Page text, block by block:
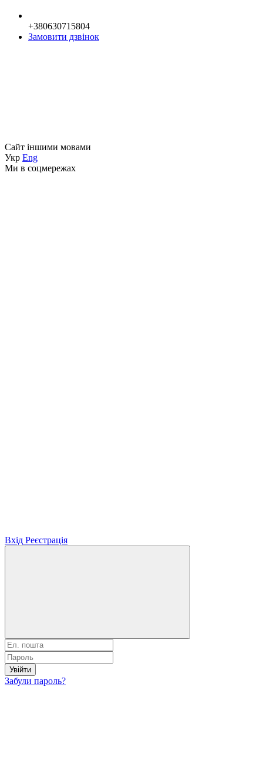
+380630715804
Замовити дзвінок
Сайт іншими мовами
Укр Eng
Ми в соцмережах
Вхід Реєстрація
Увійти
Забули пароль?